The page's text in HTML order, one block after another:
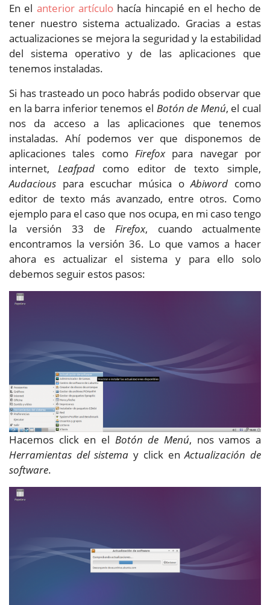
En el anterior artículo hacía hincapié en el hecho de
tener nuestro sistema actualizado. Gracias a estas
actualizaciones se mejora la seguridad y la estabilidad
del sistema operativo y de las aplicaciones que
tenemos instaladas.
Si has trasteado un poco habrás podido observar que
en la barra inferior tenemos el Botón de Menú, el cual
nos da acceso a las aplicaciones que tenemos
instaladas. Ahí podemos ver que disponemos de
aplicaciones tales como Firefox para navegar por
internet, Leafpad como editor de texto simple,
Audacious para escuchar música oAbiword como
editor de texto más avanzado, entre otros. Como
ejemplo para el caso que nos ocupa, en mi caso tengo
la versión 33 deFirefox, cuando actualmente
encontramos la versión 36. Lo que vamos a hacer
ahora es actualizar el sistema y para ello solo
debemos seguir estos pasos:
Hacemos click en el Botón de Menú, nos vamos a
Herramientas del sistema y click enActualización de
software.